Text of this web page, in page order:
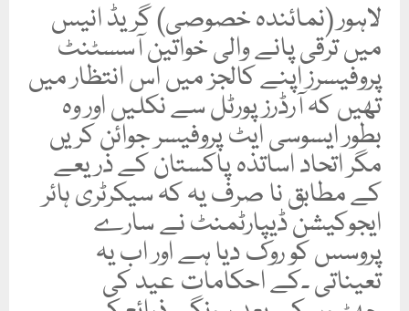
لاہور (نمائندہ خصوصی) گریڈ انیس
میں ترقی پانے والی خواتین آسسٹنٹ
پروفیسرز اپنے کالجز میں اس انتظار میں
تھیں کہ آرڈرز پورٹل سے نکلیں اور وہ
بطور ایسوسی ایٹ پروفیسر جوائن کریں
مگر اتحاد اساتذہ پاکستان کے ذریعے
کے مطابق نا صرف یہ کہ سیکرٹری ہائر
ایجوکیشن ڈیپارٹمنٹ نے سارے
پروسس کو روک دیا ہے اور اب یہ
تعیناتی ۔کے احکامات عید کی